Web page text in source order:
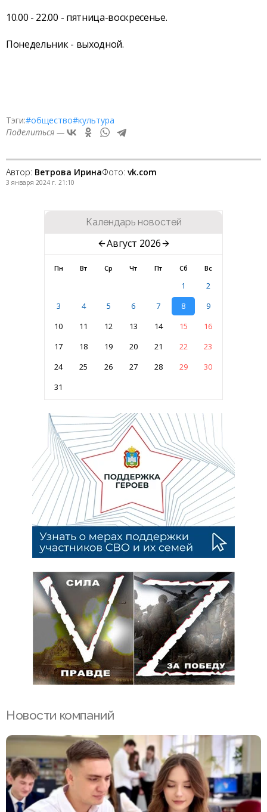
10.00 - 22.00 - пятница-воскресенье.
Понедельник - выходной.
Тэги:#общество#культура
Поделиться —
Автор: Ветрова ИринаФото: vk.com
3 января 2024 г. 21:10
Календарь новостей
Август 2026
Пн Вт Ср Чт Пт Сб Вс
1
2
3
4 5 6 7 8
9
10
11 12 13 14 15
16
17
18 19 20 21 22
23
24
25 26 27 28 29
30
31
Новости компаний